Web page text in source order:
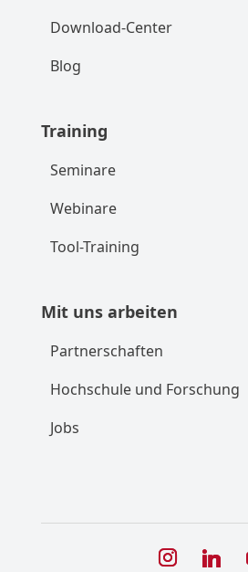
Download-Center
Blog
Training
Seminare
Webinare
Tool-Training
Mit uns arbeiten
Partnerschaften
Hochschule und Forschung
Jobs